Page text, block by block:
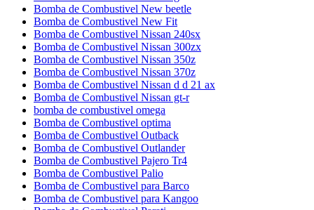
Bomba de Combustivel New beetle
Bomba de Combustivel New Fit
Bomba de Combustivel Nissan 240sx
Bomba de Combustivel Nissan 300zx
Bomba de Combustivel Nissan 350z
Bomba de Combustivel Nissan 370z
Bomba de Combustivel Nissan d d 21 ax
Bomba de Combustivel Nissan gt-r
bomba de combustivel omega
Bomba de Combustivel optima
Bomba de Combustivel Outback
Bomba de Combustivel Outlander
Bomba de Combustivel Pajero Tr4
Bomba de Combustivel Palio
Bomba de Combustivel para Barco
Bomba de Combustivel para Kangoo